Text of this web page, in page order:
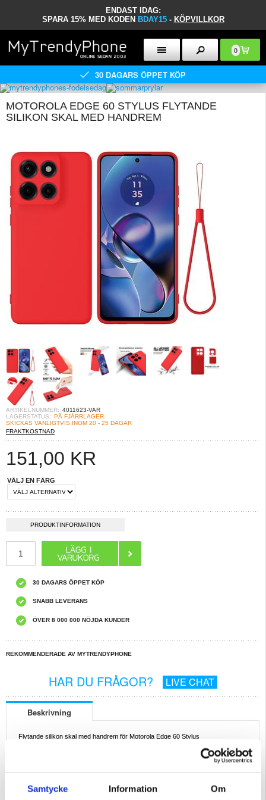
Samtycke Information Om
ENDAST IDAG:
SPARA 15% MED KODEN BDAY15 - KÖPVILLKOR
0
30 DAGARS ÖPPET KÖP
MOTOROLA EDGE 60 STYLUS FLYTANDE
SILIKON SKAL MED HANDREM
ARTIKELNUMMER: 4011623-VAR
LAGERSTATUS: PÅ FJÄRRLAGER.
SKICKAS VANLIGTVIS INOM 20 - 25 DAGAR
FRAKTKOSTNAD
151,00 KR
VÄLJ EN FÄRG
PRODUKTINFORMATION
30 DAGARS ÖPPET KÖP
SNABB LEVERANS
ÖVER 8 000 000 NÖJDA KUNDER
REKOMMENDERADE AV MYTRENDYPHONE
HAR DU FRÅGOR? LIVE CHAT
Beskrivning
Flytande silikon skal med handrem för Motorola Edge 60 Stylus
Skydda din Motorola Edge 60 Stylus med stil med detta eleganta och hållbara
mobilskal i flytande silikon. Fodralet är utformat för att ge ett heltäckande skydd
mot repor, stötar och dagligt slitage och har en praktisk handrem för enkel
Nyckelfunktioner och specifikationer